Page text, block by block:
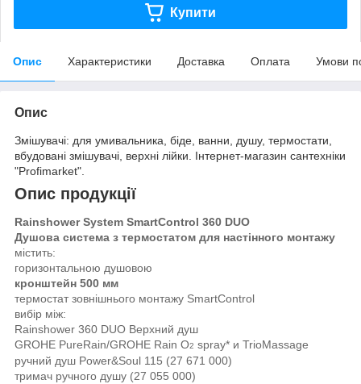
Купити
Опис Характеристики Доставка Оплата Умови
Опис
Змішувачі: для умивальника, біде, ванни, душу, термостати,
вбудовані змішувачі, верхні лійки. Інтернет-магазин сантехніки
"Profimarket".
Опис продукції
Rainshower System SmartControl 360 DUO
Душова система з термостатом для настінного монтажу
містить:
горизонтальною душовою
кронштейн 500 мм
термостат зовнішнього монтажу SmartControl
вибір між:
Rainshower 360 DUO Верхний душ
GROHE PureRain/GROHE Rain O2 spray* и TrioMassage
ручний душ Power&Soul 115 (27 671 000)
тримач ручного душу (27 055 000)